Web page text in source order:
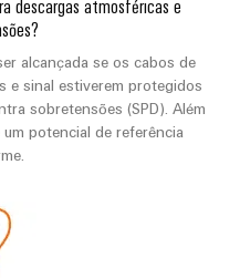
descargas atmosféricas e
alcançada se os cabos de
e sinal estiverem protegidos
sobretensões (SPD). Além
potencial de referência